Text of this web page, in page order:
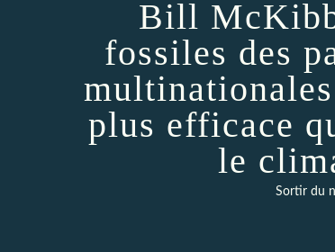
Bill
fossiles des
plus efficace
le
Sortir du